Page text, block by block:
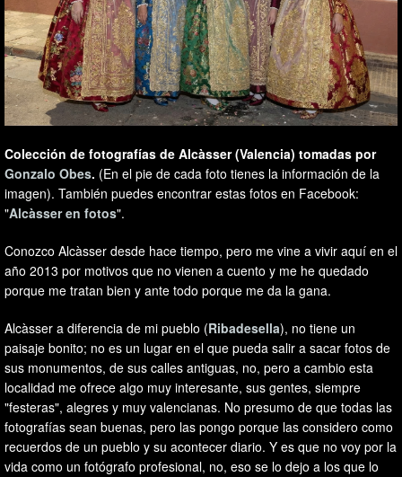
Colección de fotografías de Alcàsser (Valencia) tomadas por
Gonzalo Obes. (En el pie de cada foto tienes la información de la
imagen). También puedes encontrar estas fotos en Facebook:
"Alcàsser en fotos".
Conozco Alcàsser desde hace tiempo, pero me vine a vivir aquí en el
año 2013 por motivos que no vienen a cuento y me he quedado
porque me tratan bien y ante todo porque me da la gana.
Alcàsser a diferencia de mi pueblo (Ribadesella), no tiene un
paisaje bonito; no es un lugar en el que pueda salir a sacar fotos de
sus monumentos, de sus calles antiguas, no, pero a cambio esta
localidad me ofrece algo muy interesante, sus gentes, siempre
"festeras", alegres y muy valencianas. No presumo de que todas las
fotografías sean buenas, pero las pongo porque las considero como
recuerdos de un pueblo y su acontecer diario. Y es que no voy por la
vida como un fotógrafo profesional, no, eso se lo dejo a los que lo